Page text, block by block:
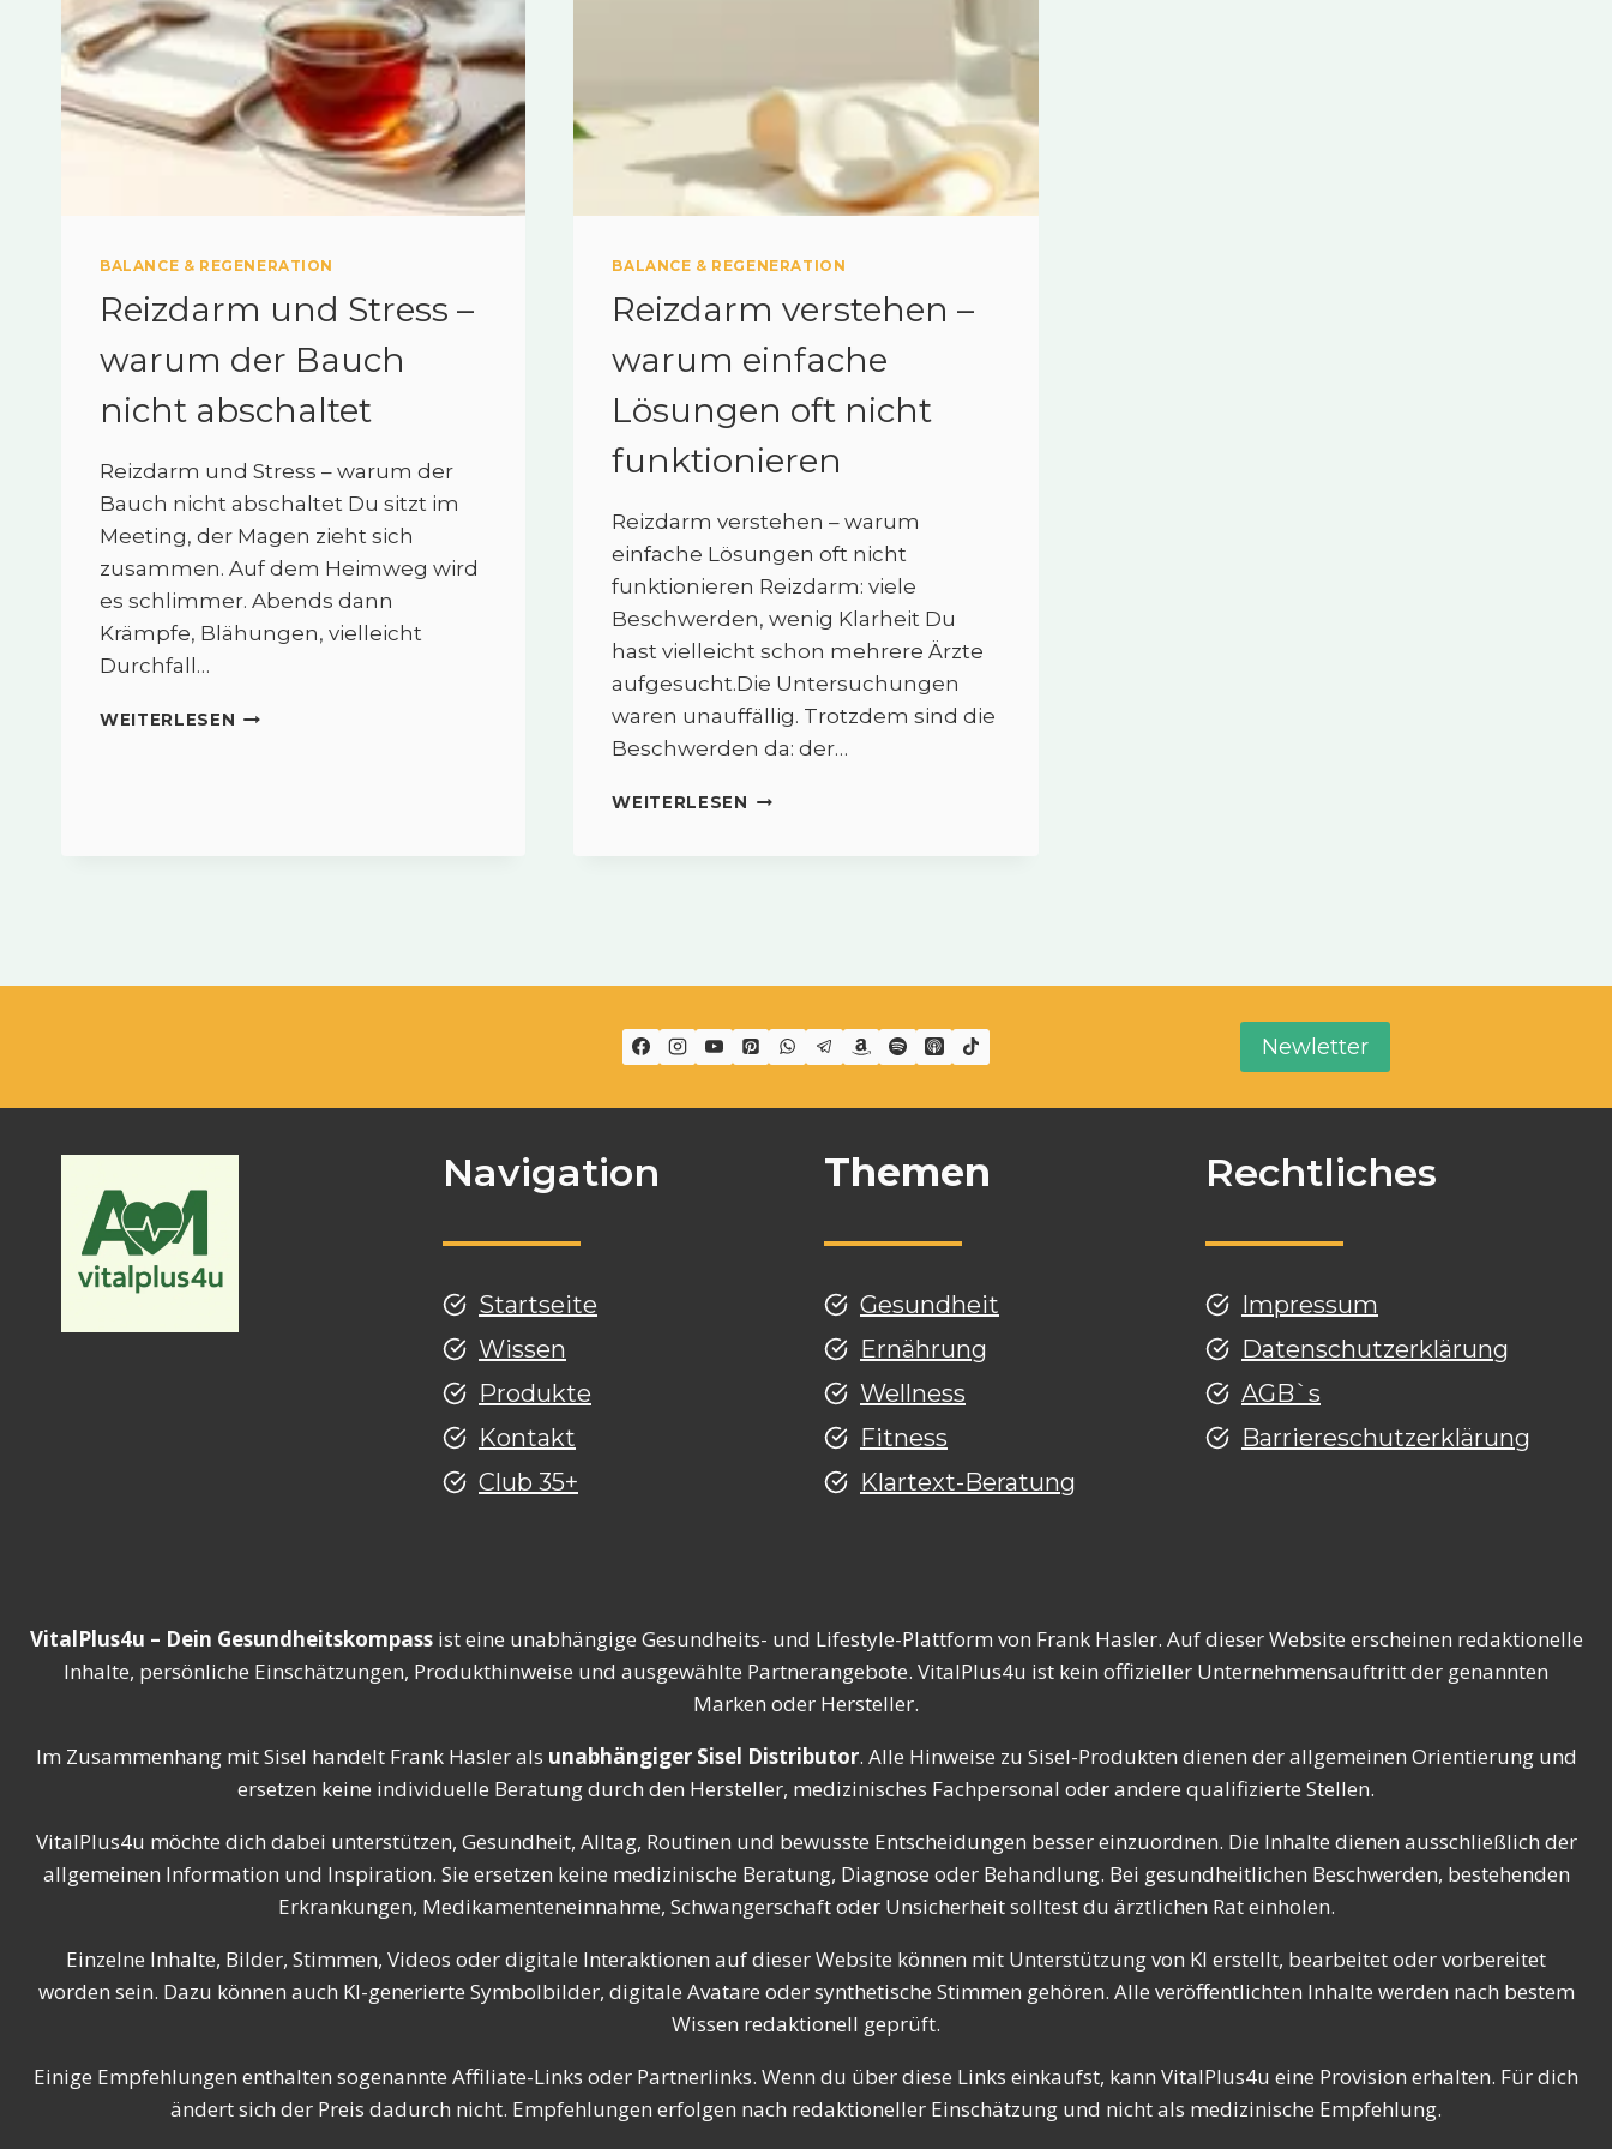
BALANCE & REGENERATION
Reizdarm und Stress –
warum der Bauch
nicht abschaltet
Reizdarm und Stress – warum der
Bauch nicht abschaltet Du sitzt im
Meeting, der Magen zieht sich
zusammen. Auf dem Heimweg wird
es schlimmer. Abends dann
Krämpfe, Blähungen, vielleicht
Durchfall…
WEITERLESEN REIZDARM
BALANCE & REGENERATION
Reizdarm verstehen –
warum einfache
Lösungen oft nicht
funktionieren
Reizdarm verstehen – warum
einfache Lösungen oft nicht
funktionieren Reizdarm: viele
Beschwerden, wenig Klarheit Du
hast vielleicht schon mehrere Ärzte
aufgesucht.Die Untersuchungen
waren unauffällig. Trotzdem sind die
Beschwerden da: der…
WEITERLESEN REIZDARM
Newletter
Navigation
Startseite
Wissen
Produkte
Kontakt
Club 35+
Themen
Gesundheit
Ernährung
Wellness
Fitness
Klartext-Beratung
Rechtliches
Impressum
Datenschutzerklärung
AGB`s
Barriereschutzerklärung
VitalPlus4u – Dein Gesundheitskompassist eine unabhängige Gesundheits- und Lifestyle-Plattform von Frank Hasler. Auf dieser Website erscheinen redaktionelle
Inhalte, persönliche Einschätzungen, Produkthinweise und ausgewählte Partnerangebote. VitalPlus4u ist kein offizieller Unternehmensauftritt der genannten
Marken oder Hersteller.
Im Zusammenhang mit Sisel handelt Frank Hasler als unabhängiger Sisel Distributor. Alle Hinweise zu Sisel-Produkten dienen der allgemeinen Orientierung und
ersetzen keine individuelle Beratung durch den Hersteller, medizinisches Fachpersonal oder andere qualifizierte Stellen.
VitalPlus4u möchte dich dabei unterstützen, Gesundheit, Alltag, Routinen und bewusste Entscheidungen besser einzuordnen. Die Inhalte dienen ausschließlich der
allgemeinen Information und Inspiration. Sie ersetzen keine medizinische Beratung, Diagnose oder Behandlung. Bei gesundheitlichen Beschwerden, bestehenden
Erkrankungen, Medikamenteneinnahme, Schwangerschaft oder Unsicherheit solltest du ärztlichen Rat einholen.
Einzelne Inhalte, Bilder, Stimmen, Videos oder digitale Interaktionen auf dieser Website können mit Unterstützung von KI erstellt, bearbeitet oder vorbereitet
worden sein. Dazu können auch KI-generierte Symbolbilder, digitale Avatare oder synthetische Stimmen gehören. Alle veröffentlichten Inhalte werden nach bestem
Wissen redaktionell geprüft.
Einige Empfehlungen enthalten sogenannte Affiliate-Links oder Partnerlinks. Wenn du über diese Links einkaufst, kann VitalPlus4u eine Provision erhalten. Für dich
ändert sich der Preis dadurch nicht. Empfehlungen erfolgen nach redaktioneller Einschätzung und nicht als medizinische Empfehlung.